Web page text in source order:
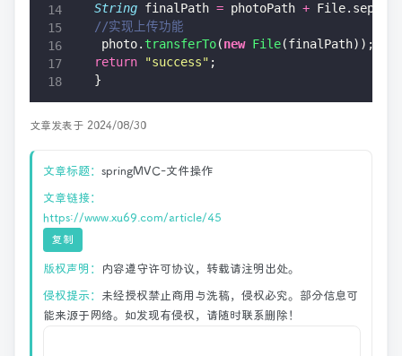
String finalPath = photoPath +
//实现上传功能
photo. transferTo(new File(finalPath));
return "success" ;
}
文章发表于 2024/08/30
文章标题：springMVC-文件操作
文章链接：
https://www.xu69.com/article/45
复制
版权声明：
内容遵守许可协议，转载请注明出处。
侵权提示： 未经授权禁止商用与洗稿，侵权必究。部分信息可
能来源于网络。如发现有侵权，请随时联系删除！